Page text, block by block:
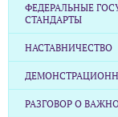
ФЕДЕРАЛЬНЫЕ
СТАНДАРТЫ
НАСТАВНИЧЕСТВО
РАЗГОВОР О